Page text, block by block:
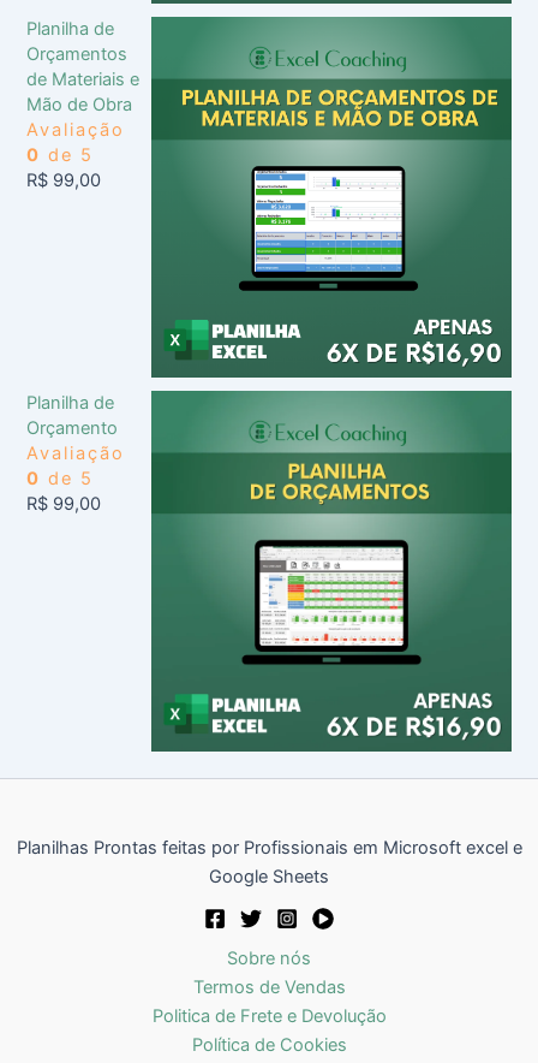
Planilha de
Orçamentos
de Materiais e
Mão de Obra
Avaliação
0 de 5
R$ 99,00
Planilha de
Orçamento
Avaliação
0 de 5
R$ 99,00
Planilhas Prontas feitas por Profissionais em Microsoft excel e
Google Sheets
Sobre nós
Termos de Vendas
Politica de Frete e Devolução
Política de Cookies